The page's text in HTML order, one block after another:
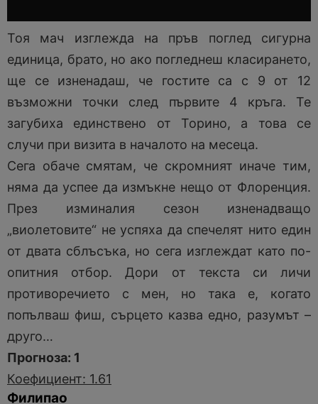
Тоя мач изглежда на пръв поглед сигурна
единица, брато, но ако погледнеш класирането,
ще се изненадаш, че гостите са с 9 от 12
възможни точки след първите 4 кръга. Те
загубиха единствено от Торино, а това се
случи при визита в началото на месеца.
Сега обаче смятам, че скромният иначе тим,
няма да успее да измъкне нещо от Флоренция.
През изминалия сезон изненадващо
„виолетовите“ не успяха да спечелят нито един
от двата сблъсъка, но сега изглеждат като по-
опитния отбор. Дори от текста си личи
противоречието с мен, но така е, когато
попълваш фиш, сърцето казва едно, разумът –
друго…
Прогноза: 1
Коефициент: 1.61
Филипао